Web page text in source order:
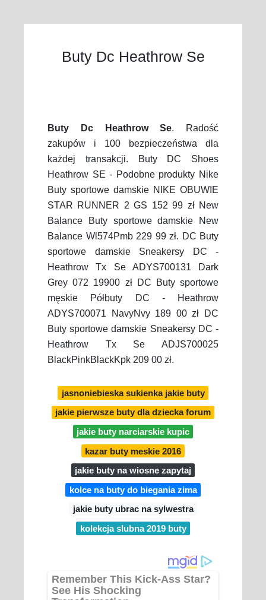
Buty Dc Heathrow Se
Buty Dc Heathrow Se. Radość
zakupów i 100 bezpieczeństwa dla
każdej transakcji. Buty DC Shoes
Heathrow SE - Podobne produkty Nike
Buty sportowe damskie NIKE OBUWIE
STAR RUNNER 2 GS 152 99 zł New
Balance Buty sportowe damskie New
Balance Wl574Pmb 229 99 zł. DC Buty
sportowe damskie Sneakersy DC -
Heathrow Tx Se ADYS700131 Dark
Grey 072 19900 zł DC Buty sportowe
męskie Półbuty DC - Heathrow
ADYS700071 NavyNvy 189 00 zł DC
Buty sportowe damskie Sneakersy DC -
Heathrow Tx Se ADJS700025
BlackPinkBlackKpk 209 00 zł.
jasnoniebieska sukienka jakie buty
jakie pierwsze buty dla dziecka forum
jakie buty narciarskie kupic
kazar buty meskie 2016
jakie buty na wiosne zapytaj
kolce na buty do biegania zima
jakie buty ubrac na sylwestra
kolekcja slubna 2019 buty